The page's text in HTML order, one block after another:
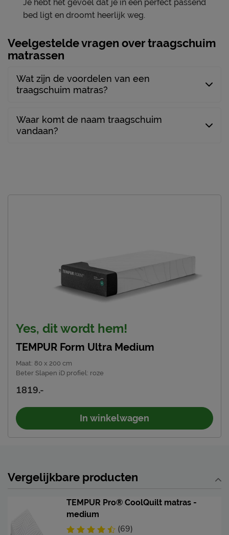
Garantie
10 jaar garantie volgens
Omruilgarantie
100 dagen
antislipdek gebruiken
Drooginstructies
niet drogen in de droger
Denmark
Je hebt het gevoel dat je in een perfect passend
bed ligt en droomt heerlijk weg.
Veelgestelde vragen over traagschuim
matrassen
Wat zijn de voordelen van een
traagschuim matras?
Waar komt de naam traagschuim
vandaan?
Yes, dit wordt hem!
TEMPUR Form Ultra Medium
Maat: 80 x 200 cm
Beter Slapen iD profiel : roze
1819.-
In winkelwagen
Vergelijkbare producten
TEMPUR Pro® CoolQuilt matras -
medium
(69)